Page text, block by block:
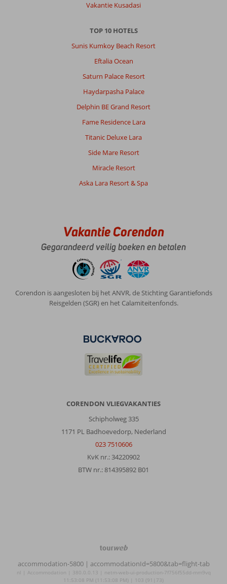
Vakantie Kusadasi
TOP 10 HOTELS
Sunis Kumkoy Beach Resort
Eftalia Ocean
Saturn Palace Resort
Haydarpasha Palace
Delphin BE Grand Resort
Fame Residence Lara
Titanic Deluxe Lara
Side Mare Resort
Miracle Resort
Aska Lara Resort & Spa
Vakantie Corendon
Gegarandeerd veilig boeken en betalen
Corendon is aangesloten bij het ANVR, de Stichting Garantiefonds
Reisgelden (SGR) en het Calamiteitenfonds.
CORENDON VLIEGVAKANTIES
Schipholweg 335
1171 PL Badhoevedorp, Nederland
023 7510606
KvK nr.: 34220902
BTW nr.: 814395892 B01
TourWeb
NetMatch
accommodation-5800 | accommodationId=5800&tab=flight-tab
nl | Accommodation | 380.0.0.13 | netm-web-ui-production-7f756f55dd-mm9vq
11:53:08 PM (11:53:08 PM) | 103 (91|73)